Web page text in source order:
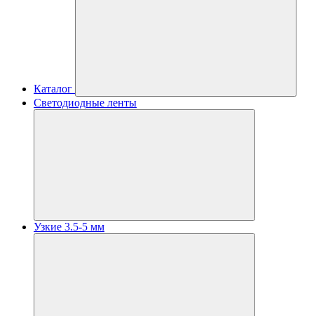
Каталог
Светодиодные ленты
Узкие 3.5-5 мм